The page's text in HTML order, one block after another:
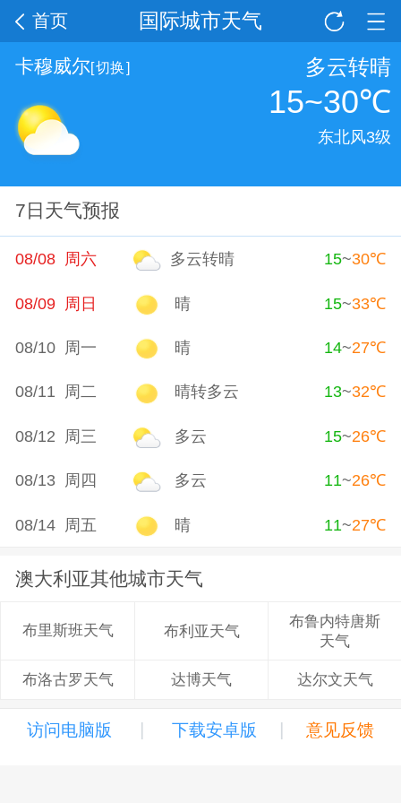
国际城市天气
首页
卡穆威尔[切换] 多云转晴
15~30℃
东北风3级
7日天气预报
08/08 周六 多云转晴 15~30℃
08/09 周日 晴 15~33℃
08/10 周一 晴 14~27℃
08/11 周二 晴转多云 13~32℃
08/12 周三 多云 15~26℃
08/13 周四 多云 11~26℃
08/14 周五 晴 11~27℃
澳大利亚其他城市天气
布里斯班天气 布利亚天气
布鲁内特唐斯
天气
布洛古罗天气 达博天气 达尔文天气
访问电脑版 | 下载安卓版 | 意见反馈